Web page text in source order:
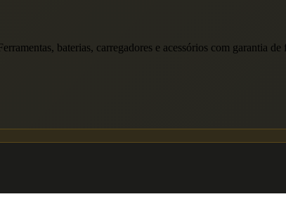
baterias, carregadores e acessórios com garantia